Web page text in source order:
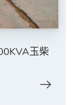
玉柴